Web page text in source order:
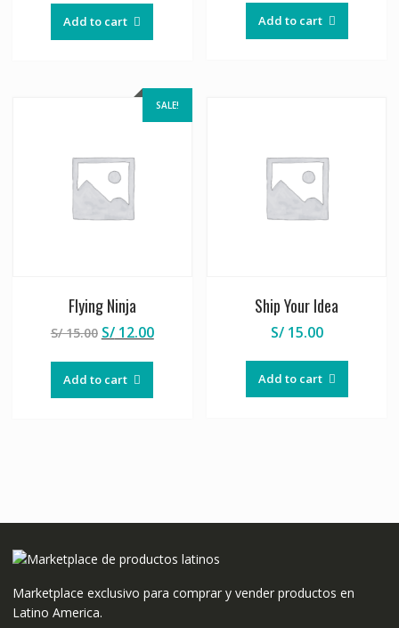
Add to cart Add to cart
SALE!
Flying Ninja
S/15.00 S/12.00
Add to cart
Ship Your Idea
S/15.00
Add to cart
Marketplace exclusivo para comprar y vender productos en
Latino America.